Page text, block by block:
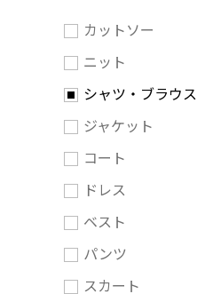
カットソー
ニット
シャツ・ブラウス
ジャケット
コート
ドレス
ベスト
パンツ
スカート